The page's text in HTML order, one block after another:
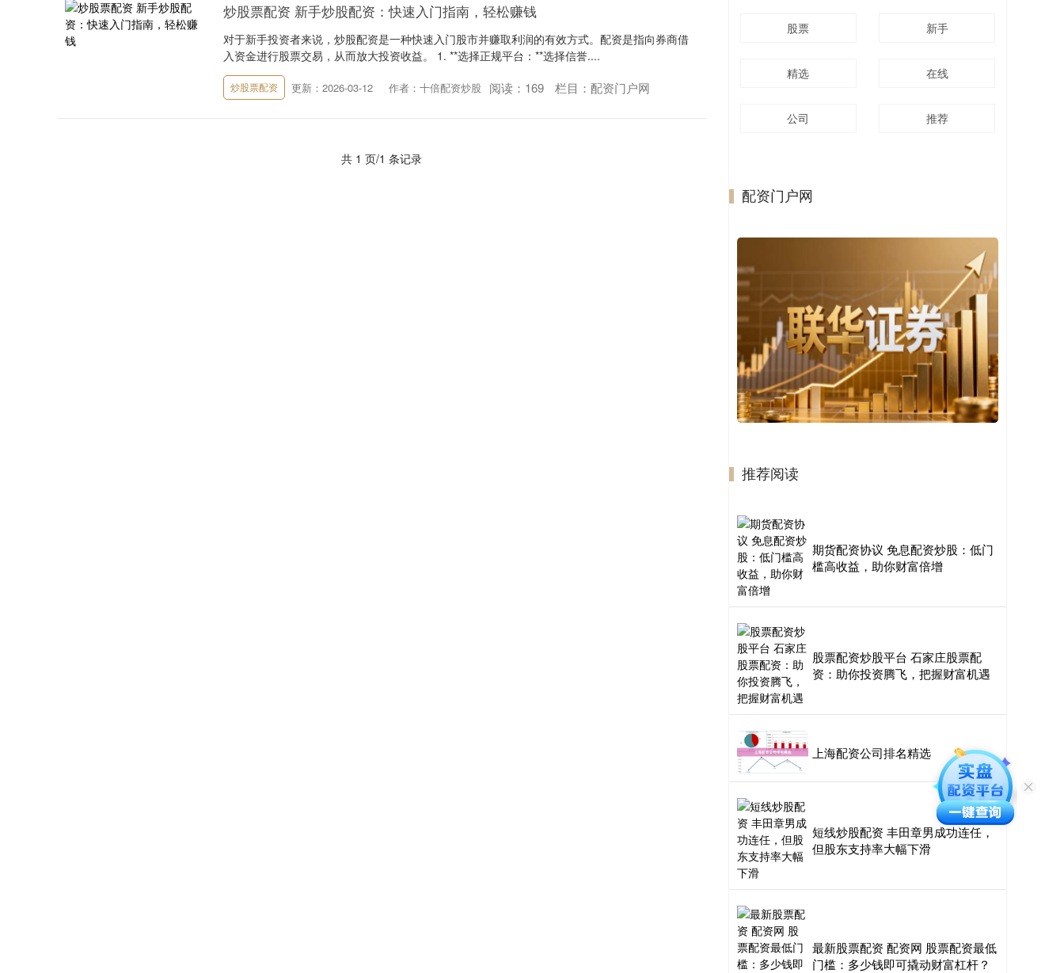
炒股票配资 新手炒股配资：快速入门指南，轻松赚钱
对于新手投资者来说，炒股配资是一种快速入门股市并赚取利润的有效方式。配资是指向券商借
入资金进行股票交易，从而放大投资收益。 1. **选择正规平台：**选择信誉....
炒股票配资 更新：2026-03-12 作者：十倍配资炒股 阅读： 169 栏目： 配资门户网
共 1 页/1 条记录
股票 新手
精选 在线
公司 推荐
配资门户网
推荐阅读
期货配资协议 免息配资炒股：低门
槛高收益，助你财富倍增
股票配资炒股平台 石家庄股票配
资：助你投资腾飞，把握财富机遇
上海配资公司排名精选
短线炒股配资 丰田章男成功连任，
但股东支持率大幅下滑
最新股票配资 配资网 股票配资最低
门槛：多少钱即可撬动财富杠杆？